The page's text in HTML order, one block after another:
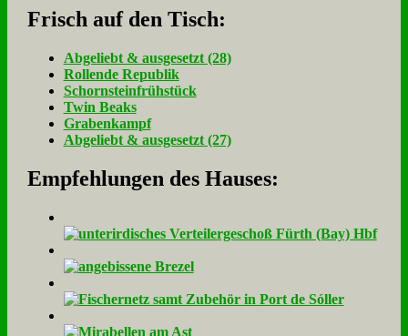
Frisch auf den Tisch:
Ab­ge­liebt & aus­ge­setzt (28)
Rol­len­de Re­pu­blik
Schorn­stein­früh­stück
Twin Beaks
Gra­ben­kampf
Ab­ge­liebt & aus­ge­setzt (27)
Empfehlungen des Hauses: